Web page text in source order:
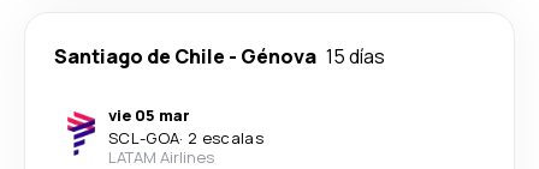
Santiago de Chile - Génova 15 días
vie 05 mar
SCL-GOA· 2 escalas
LATAM Airlines